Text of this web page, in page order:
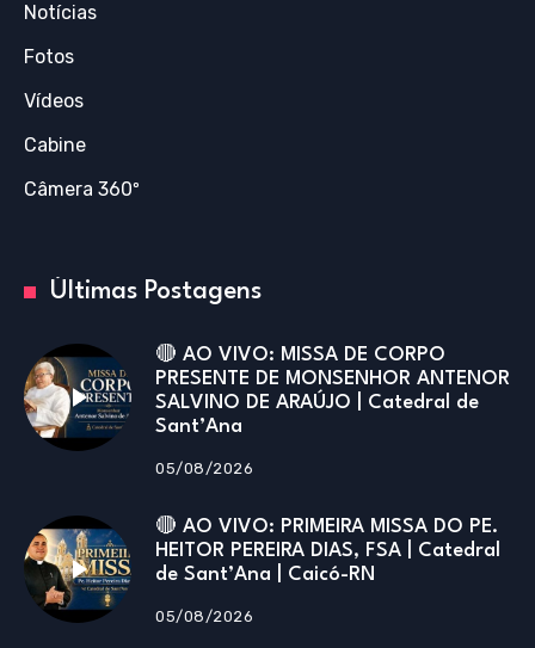
Notícias
Fotos
Vídeos
Cabine
Câmera 360º
Últimas Postagens
🔴 AO VIVO: MISSA DE CORPO
PRESENTE DE MONSENHOR ANTENOR
SALVINO DE ARAÚJO | Catedral de
Sant’Ana
05/08/2026
🔴 AO VIVO: PRIMEIRA MISSA DO PE.
HEITOR PEREIRA DIAS, FSA | Catedral
de Sant’Ana | Caicó-RN
05/08/2026